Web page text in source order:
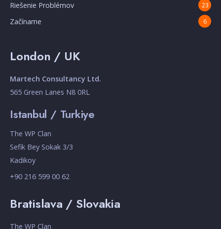
Riešenie Problémov 23
Začíname 6
London / UK
Martech Consultancy Ltd.
565 Green Lanes N8 0RL
Istanbul / Turkiye
The WP Clan
Sefik Bey Sokak 3/3
Kadikoy
+90 216 599 00 62
Bratislava / Slovakia
The WP Clan